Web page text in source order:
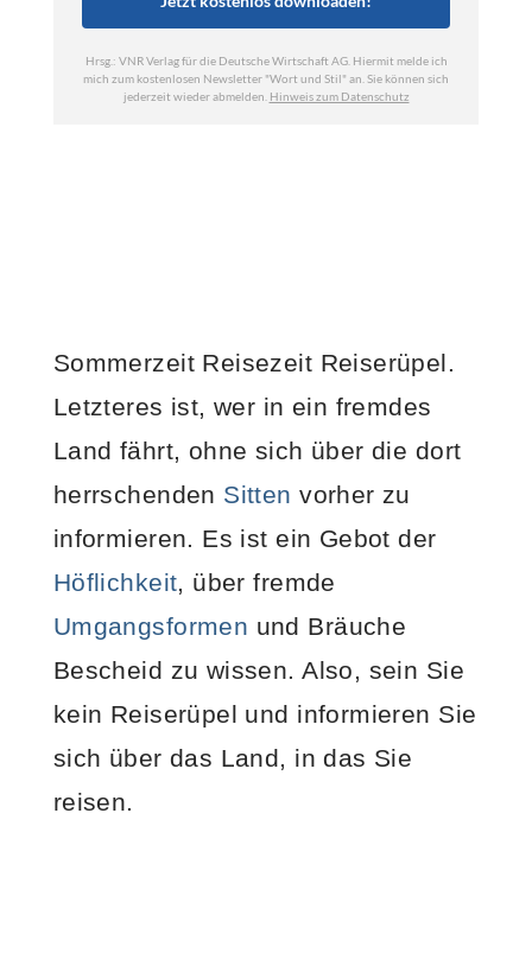
Sommerzeit Reisezeit Reiserüpel.
Letzteres ist, wer in ein fremdes
Land fährt, ohne sich über die dort
herrschenden Sitten vorher zu
informieren. Es ist ein Gebot der
Höflichkeit, über fremde
Umgangsformen und Bräuche
Bescheid zu wissen. Also, sein Sie
kein Reiserüpel und informieren Sie
sich über das Land, in das Sie
reisen.